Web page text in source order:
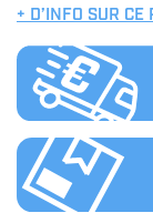
+ D’INFO SUR CE